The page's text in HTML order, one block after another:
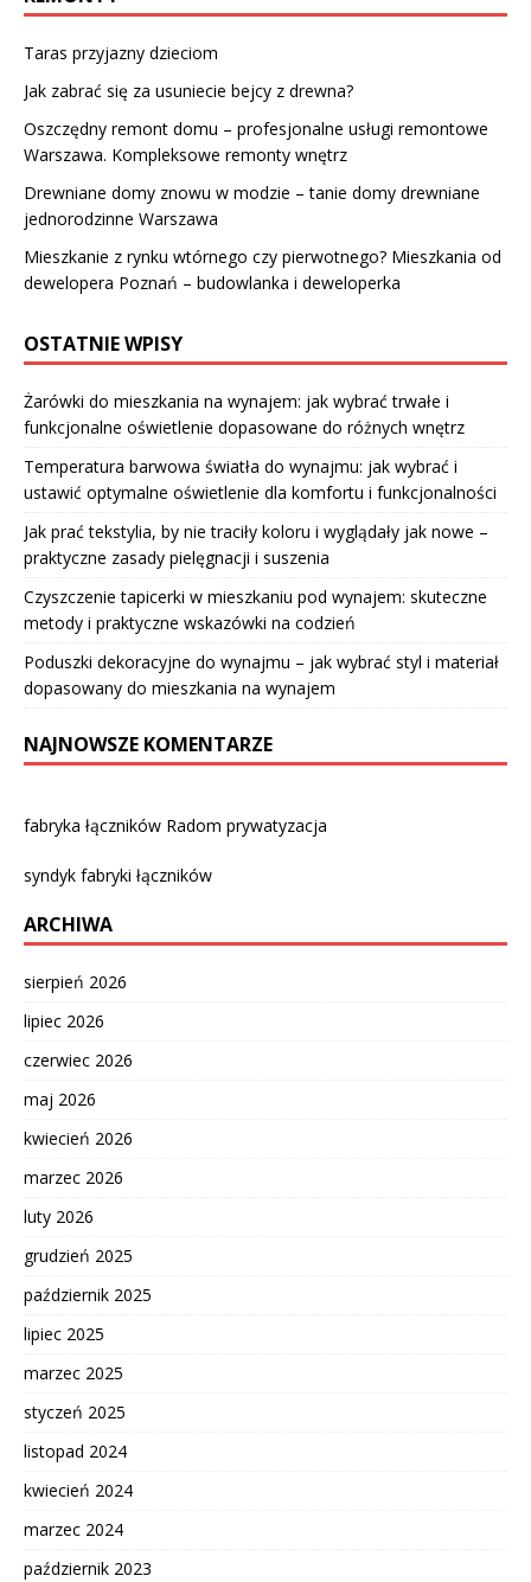
Taras przyjazny dzieciom
Jak zabrać się za usuniecie bejcy z drewna?
Oszczędny remont domu – profesjonalne usługi remontowe
Warszawa. Kompleksowe remonty wnętrz
Drewniane domy znowu w modzie – tanie domy drewniane
jednorodzinne Warszawa
Mieszkanie z rynku wtórnego czy pierwotnego? Mieszkania od
dewelopera Poznań – budowlanka i deweloperka
OSTATNIE WPISY
Żarówki do mieszkania na wynajem: jak wybrać trwałe i
funkcjonalne oświetlenie dopasowane do różnych wnętrz
Temperatura barwowa światła do wynajmu: jak wybrać i
ustawić optymalne oświetlenie dla komfortu i funkcjonalności
Jak prać tekstylia, by nie traciły koloru i wyglądały jak nowe –
praktyczne zasady pielęgnacji i suszenia
Czyszczenie tapicerki w mieszkaniu pod wynajem: skuteczne
metody i praktyczne wskazówki na codzień
Poduszki dekoracyjne do wynajmu – jak wybrać styl i materiał
dopasowany do mieszkania na wynajem
NAJNOWSZE KOMENTARZE
fabryka łączników Radom prywatyzacja
syndyk fabryki łączników
ARCHIWA
sierpień 2026
lipiec 2026
czerwiec 2026
maj 2026
kwiecień 2026
marzec 2026
luty 2026
grudzień 2025
październik 2025
lipiec 2025
marzec 2025
styczeń 2025
listopad 2024
kwiecień 2024
marzec 2024
październik 2023